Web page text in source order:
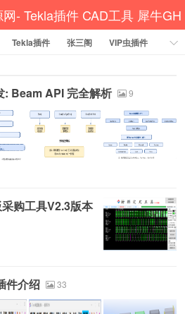
- Tekla插件 CAD工具 犀牛GH
汉化
Tekla插件 张三阁
VIP虫插件
: Beam API 完全解析 9
购工具V2.3版本
件介绍 33